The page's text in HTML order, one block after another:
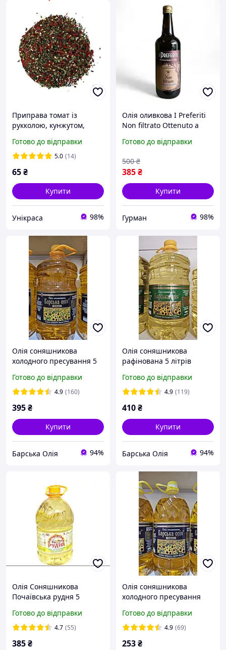
Приправа томат із
рукколою, кунжутом,
Готово до відправки
5.0 (14)
65₴
Купити
Унікраса 98%
Олія оливкова I Preferiti
Non filtrato Ottenuto a
Готово до відправки
385₴
500 ₴
Купити
Гурман 98%
Олія соняшникова
холодного пресування 5
Готово до відправки
4.9 (160)
395₴
Купити
Барська Олія 94%
Олія соняшникова
рафінована 5 літрів
Готово до відправки
4.9 (119)
410₴
Купити
Барська Олія 94%
Олія Соняшникова
Почаївська рудня 5
Готово до відправки
4.7 (55)
385₴
Олія соняшникова
холодного пресування
Готово до відправки
4.9 (69)
253₴